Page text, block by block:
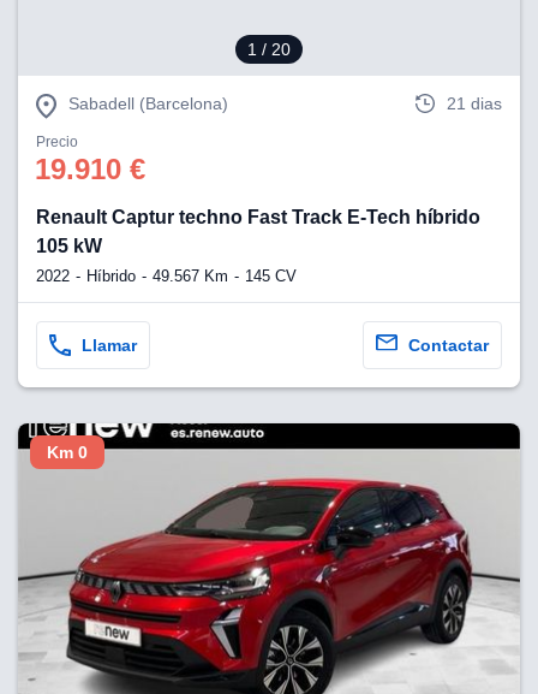
1 / 20
Sabadell (Barcelona) 21 dias
Precio
19.910 €
Renault Captur techno Fast Track E-Tech híbrido
105 kW
2022 Híbrido 49.567 Km 145 CV
Llamar Contactar
Km 0